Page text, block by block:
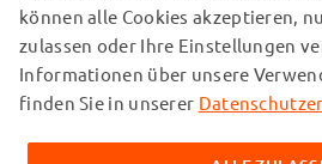
© subtel.de 2026
Alle Preise verstehen sich inklusive
zuzüglich Versandkosten. Bitte
Inhaber sind und ausschließlich zur
können alle Cookies akzeptieren,
zulassen oder Ihre Einstellungen
Informationen über unsere
finden Sie in unserer